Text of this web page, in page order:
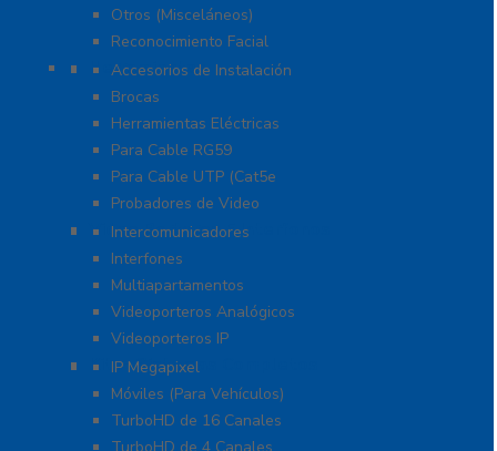
Otros (Misceláneos)
Reconocimiento Facial
Herramientas
Accesorios de Instalación
Brocas
Herramientas Eléctricas
Para Cable RG59
Para Cable UTP (Cat5e
Probadores de Video
Video Porteros E Interfonos
Intercomunicadores
Interfones
Multiapartamentos
Videoporteros Analógicos
Videoporteros IP
Kits- Sistemas Completos
IP Megapixel
Móviles (Para Vehículos)
TurboHD de 16 Canales
TurboHD de 4 Canales